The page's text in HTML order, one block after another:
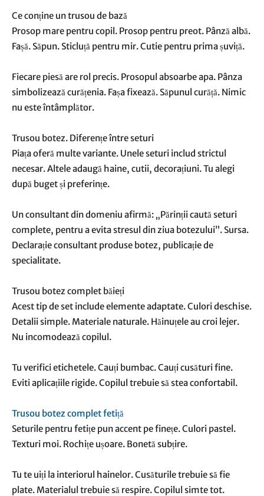
Ce conține un trusou de bază
Prosop mare pentru copil. Prosop pentru preot. Pânză albă.
Fașă. Săpun. Sticluță pentru mir. Cutie pentru prima șuviță.
Fiecare piesă are rol precis. Prosopul absoarbe apa. Pânza
simbolizează curățenia. Fașa fixează. Săpunul curăță. Nimic
nu este întâmplător.
Trusou botez. Diferențe între seturi
Piața oferă multe variante. Unele seturi includ strictul
necesar. Altele adaugă haine, cutii, decorațiuni. Tu alegi
după buget și preferințe.
Un consultant din domeniu afirmă: „Părinții caută seturi
complete, pentru a evita stresul din ziua botezului”. Sursa.
Declarație consultant produse botez, publicație de
specialitate.
Trusou botez complet băieți
Acest tip de set include elemente adaptate. Culori deschise.
Detalii simple. Materiale naturale. Hăinuțele au croi lejer.
Nu incomodează copilul.
Tu verifici etichetele. Cauți bumbac. Cauți cusături fine.
Eviti aplicațiile rigide. Copilul trebuie să stea confortabil.
Trusou botez complet fetiță
Seturile pentru fetițe pun accent pe finețe. Culori pastel.
Texturi moi. Rochițe ușoare. Bonetă subțire.
Tu te uiți la interiorul hainelor. Cusăturile trebuie să fie
plate. Materialul trebuie să respire. Copilul simte tot.